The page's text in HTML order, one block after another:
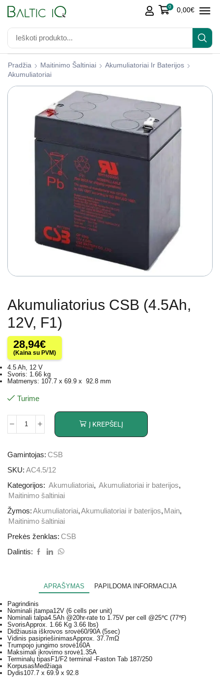
0 0,00€
Pradžia Maitinimo Šaltiniai
Akumuliatoriai Ir Baterijos
Akumuliatoriai
Akumuliatorius CSB (4.5Ah,
12V, F1)
28,94€
(Kaina su PVM)
4.5 Ah, 12 V
Svoris: 1.66 kg
Matmenys: 107.7 x 69.9 x 92.8 mm
Turime
Į KREPŠELĮ
Gamintojas: CSB
SKU: AC4.5/12
Kategorijos: Akumuliatoriai, Akumuliatoriai ir baterijos,
Maitinimo šaltiniai
Žymos:Akumuliatoriai,Akumuliatoriai ir baterijos, Main,
Maitinimo šaltiniai
Prekės ženklas: CSB
Dalintis:
APRAŠYMAS PAPILDOMA INFORMACIJA
Pagrindinis
Nominali įtampa12V (6 cells per unit)
Nominali talpa4.5Ah @20hr-rate to 1.75V per cell @25℃ (77℉)
SvorisApprox. 1.66 Kg 3.66 lbs)
Didžiausia iškrovos srovė60/90A (5sec)
Vidinis pasipriešinimasApprox. 37.7mΩ
Trumpojo jungimo srovė160A
Maksimali įkrovimo srovė1.35A
Terminalų tipasF1/F2 terminal -Faston Tab 187/250
KorpusasMedžiaga
Dydis107.7 x 69.9 x 92.8